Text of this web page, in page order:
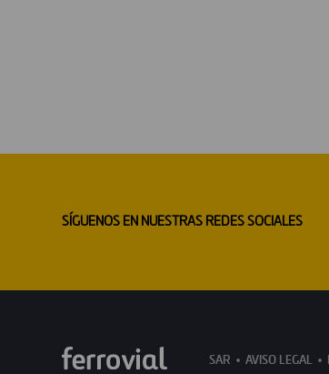
SÍGUENOS EN NUESTRAS REDES SOCIALES
SAR AVISO LEGAL